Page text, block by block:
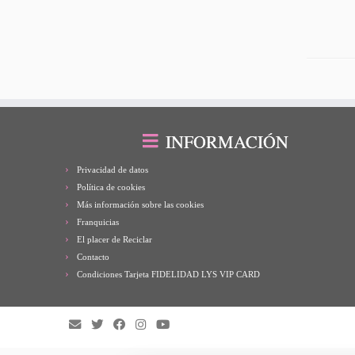
INFORMACIÓN
Privacidad de datos
Política de cookies
Más información sobre las cookies
Franquicias
El placer de Reciclar
Contacto
Condiciones Tarjeta FIDELIDAD LYS VIP CARD